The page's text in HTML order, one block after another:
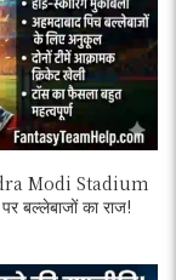
Modi Stadium
का राज!